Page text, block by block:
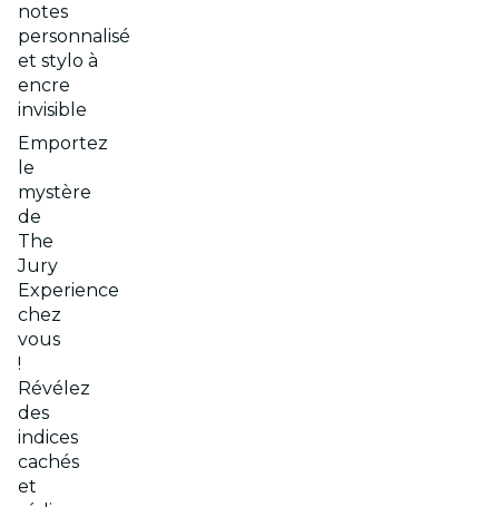
notes
personnalisé
et stylo à
encre
invisible
Emportez
le
mystère
de
The
Jury
Experience
chez
vous
!
Révélez
des
indices
cachés
et